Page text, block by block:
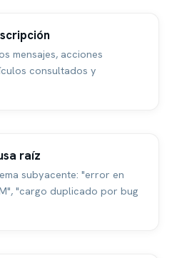
mensajes, acciones
consultados y
raíz
subyacente: "error en
"cargo duplicado por bug